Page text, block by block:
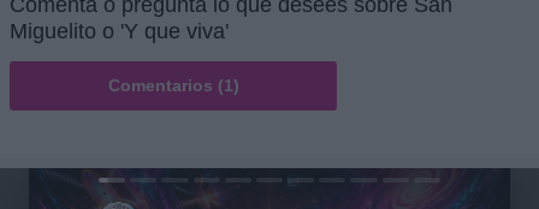
Miguelito o 'Y que viva'
Comentarios (1)